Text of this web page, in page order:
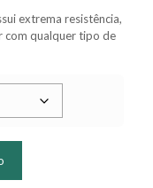
extrema resistência,
com qualquer tipo de